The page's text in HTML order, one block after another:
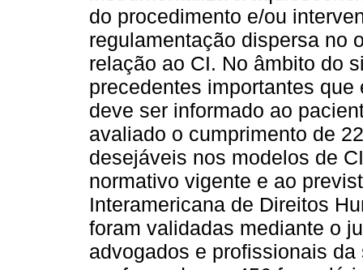
do procedimento e/ou
regulamentação dispersa no
relação ao CI. No âmbito do
precedentes importantes
deve ser informado ao
avaliado o cumprimento de
desejáveis nos modelos de
normativo vigente e ao
Interamericana de Direitos
foram validadas mediante o
advogados e profissionais